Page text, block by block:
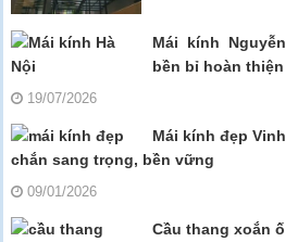
Mái kính
bền bỉ hoàn
19/07/2026
Mái kính đẹp
chắn sang trọng, bền vững
09/01/2026
Cầu thang xoắn